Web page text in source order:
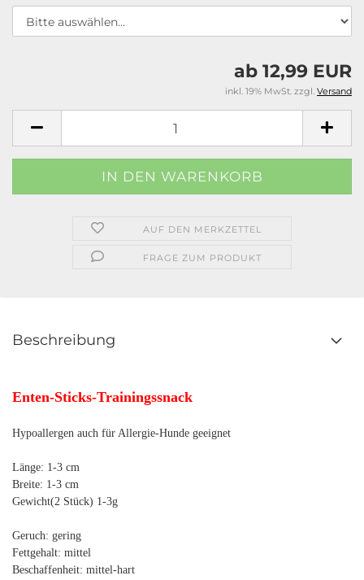
ab 12,99 EUR
inkl. 19% MwSt. zzgl. Versand
AUF DEN MERKZETTEL
FRAGE ZUM PRODUKT
Beschreibung
Enten-Sticks-Trainingssnack
Hypoallergen auch für Allergie-Hunde geeignet
Länge: 1-3 cm
Breite: 1-3 cm
Gewicht(2 Stück) 1-3g
Geruch: gering
Fettgehalt: mittel
Beschaffenheit: mittel-hart